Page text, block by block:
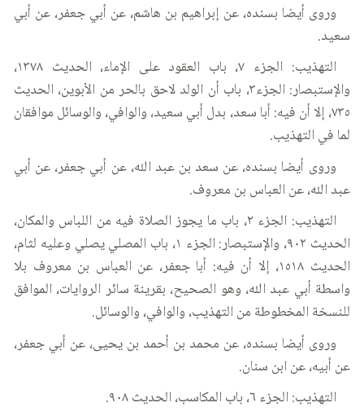
وروى أيضا بسنده، عن إبراهيم بن هاشم، عن أبي جعفر، عن أبي
سعيد.
التهذيب: الجزء ٧، باب العقود على الإماء، الحديث ١٣٧٨،
والإستبصار: الجزء٣، باب أن الولد لاحق بالحر من الأبوين، الحديث
٧٣٥، إلا أن فيه: أبا سعد، بدل أبي سعيد، والوافي، والوسائل موافقان
لما في التهذيب.
وروى أيضا بسنده، عن سعد بن عبد الله، عن أبي جعفر، عن أبي
عبد الله، عن العباس بن معروف.
التهذيب: الجزء ٢، باب ما يجوز الصلاة فيه من اللباس والمكان،
الحديث ٩٠٢، والإستبصار: الجزء ١، باب المصلي يصلي وعليه لثام،
الحديث ١٥١٨، إلا أن فيه: أبا جعفر، عن العباس بن معروف بلا
واسطة أبي عبد الله، وهو الصحيح، بقرينة سائر الروايات، الموافق
للنسخة المخطوطة من التهذيب، والوافي، والوسائل.
وروى أيضا بسنده، عن محمد بن أحمد بن يحيى، عن أبي جعفر،
عن أبيه، عن ابن سنان.
التهذيب: الجزء ٦، باب المكاسب، الحديث ٩٠٨.